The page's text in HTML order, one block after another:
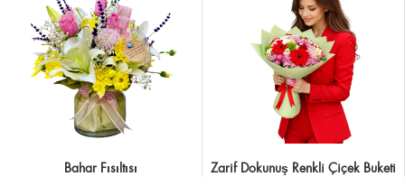
Bahar Fısıltısı Zarif Dokunuş Renkli Çiçek Buketi